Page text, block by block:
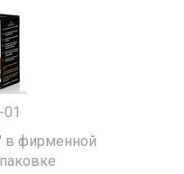
в фирменной